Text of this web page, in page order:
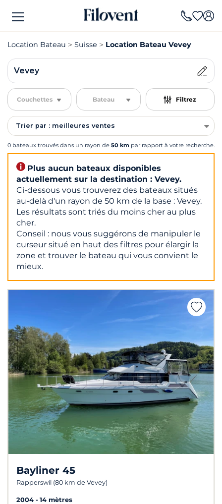
Location Bateau Suisse Location Bateau Vevey
Vevey
Couchettes Bateau Filtrez
Trier par : meilleures ventes
0 bateaux trouvés dans un rayon de 50 km par rapport à votre recherche.
Plus aucun bateaux disponibles
actuellement sur la destination : Vevey.
Ci-dessous vous trouverez des bateaux situés
au-delà d'un rayon de 50 km de la base : Vevey.
Les résultats sont triés du moins cher au plus
cher.
Conseil : nous vous suggérons de manipuler le
curseur situé en haut des filtres pour élargir la
zone et trouver le bateau qui vous convient le
mieux.
Bayliner 45
Rapperswil (80 km de Vevey)
2004
14 mètres